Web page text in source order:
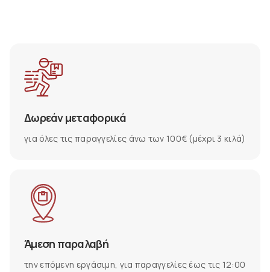
Δωρεάν μεταφορικά
για όλες τις παραγγελίες άνω των 100€ (μέχρι 3 κιλά)
Άμεση παραλαβή
την επόμενη εργάσιμη, για παραγγελίες έως τις 12:00